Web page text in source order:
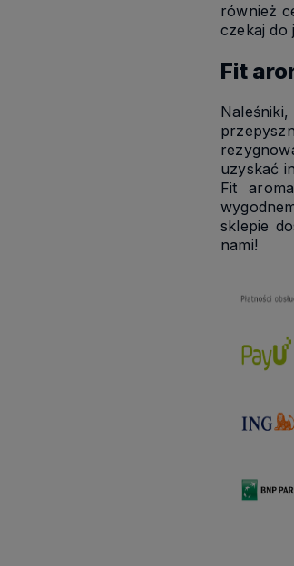
również
czekaj do
Fit
uzyskać
Fit
sklepie
nami!